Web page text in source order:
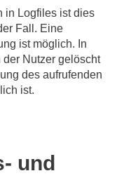
in Logfiles ist dies
Fall. Eine
ist möglich. In
Nutzer gelöscht
des aufrufenden
ist.
und